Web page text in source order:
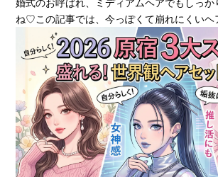
婚式のお呼ばれ、ミディアムヘアでもしっか
ね♡この記事では、今っぽくて崩れにくいヘ